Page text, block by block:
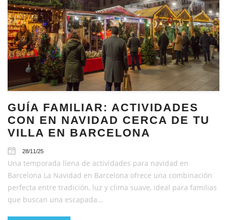
GUÍA FAMILIAR: ACTIVIDADES
CON EN NAVIDAD CERCA DE TU
VILLA EN BARCELONA
28/11/25
Una temporada llena de actividades para navidad en
Barcelona La Navidad en Barcelona ofrece una combinación
perfecta entre tradición, luz y clima suave, ideal para familias
que buscan una escapada…